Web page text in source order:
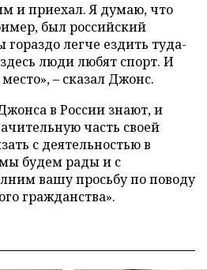
и приехал. Я думаю, что
был российский
легче ездить туда-
люди любят спорт. И
– сказал Джонс.
в России знают, и
часть своей
с деятельностью в
будем рады и с
вашу просьбу по поводу
гражданства».